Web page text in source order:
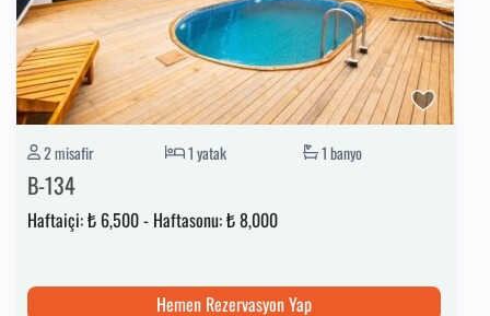
2 misafir 1 yatak 1 banyo
B-134
Haftaiçi:₺ 6,500- Haftasonu:₺ 8,000
Hemen Rezervasyon Yap